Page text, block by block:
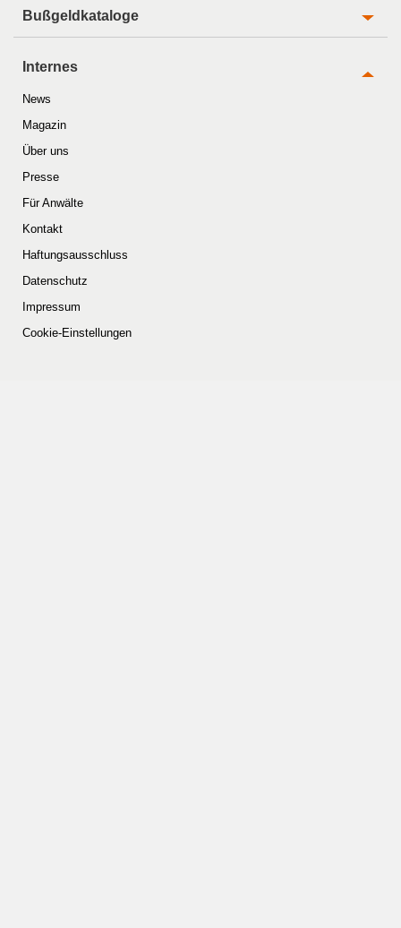
Bußgeldkataloge
Internes
News
Magazin
Über uns
Presse
Für Anwälte
Kontakt
Haftungsausschluss
Datenschutz
Impressum
Cookie-Einstellungen